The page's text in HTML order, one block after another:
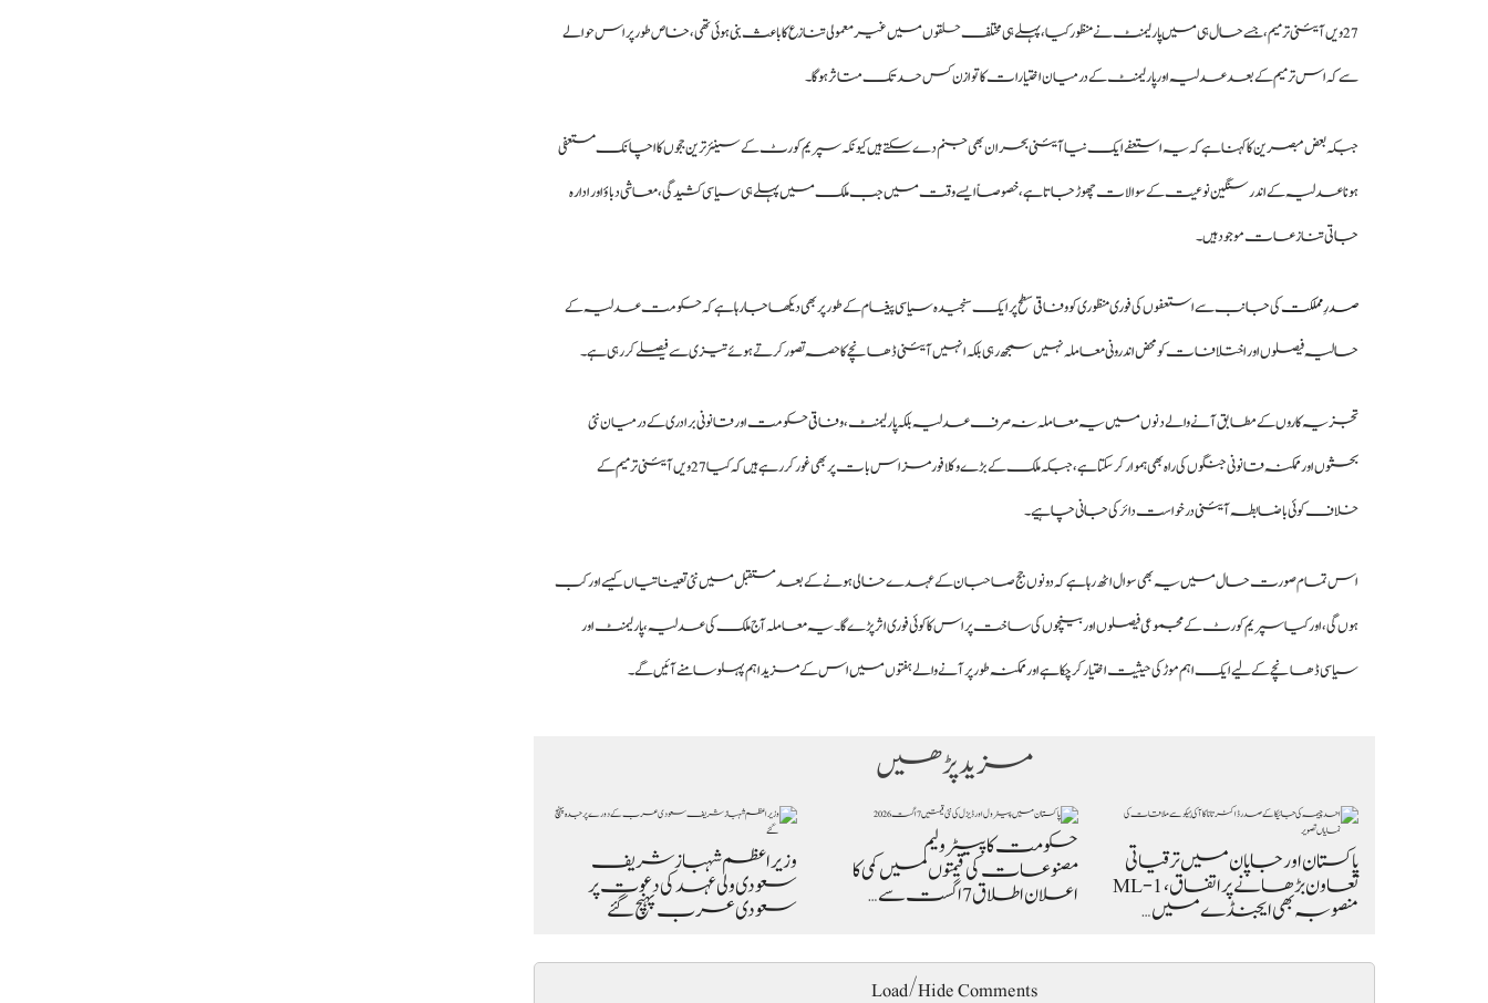
27 ویں آئینی ترمیم، جسے حال ہی میں پارلیمنٹ نے منظور کیا، پہلے ہی مختلف حلقوں میں غیر معمولی تنازع کا باعث بنی ہوئی تھی، خاص طور پر اس حوالے
سے کہ اس ترمیم کے بعد عدلیہ اور پارلیمنٹ کے درمیان اختیارات کا توازن کس حد تک متاثر ہوگا۔
جبکہ بعض مبصرین کا کہنا ہے کہ یہ استعفے ایک نیا آئینی بحران بھی جنم دے سکتے ہیں کیونکہ سپریم کورٹ کے سینئر ترین ججوں کا اچانک مستعفی
ہونا عدلیہ کے اندر سنگین نوعیت کے سوالات چھوڑ جاتا ہے، خصوصاً ایسے وقت میں جب ملک میں پہلے ہی سیاسی کشیدگی، معاشی دباؤ اور ادارہ
جاتی تنازعات موجود ہیں۔
صدرِ مملکتکی جانب سے استعفوں کی فوری منظوری کو وفاقی سطح پر ایک سنجیدہ سیاسی پیغام کے طور پر بھی دیکھا جا رہا ہے کہ حکومت عدلیہ کے
حالیہ فیصلوں اور اختلافات کو محض اندرونی معاملہ نہیں سمجھ رہی بلکہ انہیں آئینی ڈھانچے کا حصہ تصور کرتے ہوئے تیزی سے فیصلے کر رہی ہے۔
تجزیہ کاروں کے مطابق آنے والے دنوں میں یہ معاملہ نہ صرف عدلیہ بلکہ پارلیمنٹ، وفاقی حکومت اور قانونی برادری کے درمیان نئی
بحثوں اور ممکنہ قانونی جنگوں کی راہ بھی ہموار کر سکتا ہے، جبکہ ملک کے بڑے وکلا فورمز اس بات پر بھی غور کر رہے ہیں کہ کیا 27 ویں آئینی ترمیم کے
خلاف کوئی باضابطہ آئینی درخواست دائر کی جانی چاہیے۔
اس تمام صورت حال میں یہ بھی سوال اٹھ رہا ہے کہ دونوں جج صاحبان کے عہدے خالی ہونے کے بعد مستقبل میں نئی تعیناتیاں کیسے اور کب
ہوں گی، اور کیا سپریم کورٹ کے مجموعی فیصلوں اور بینچوں کی ساخت پر اس کا کوئی فوری اثر پڑے گا۔ یہ معاملہ آج ملک کی عدلیہ، پارلیمنٹ اور
سیاسی ڈھانچے کے لیے ایک اہم موڑ کی حیثیت اختیار کر چکا ہے اور ممکنہ طور پر آنے والے ہفتوں میں اس کے مزید اہم پہلو سامنے آئیں گے۔
مزید پڑھیں
وزیراعظم شہباز شریف
سعودی ولی عہد کی دعوت پر
سعودی عرب پہنچ گئے
حکومت کا پیٹرولیم
مصنوعات کی قیمتوں میں کمی کا
اعلان اطلاق 7 اگست سے…
پاکستان اور جاپان میں ترقیاتی
تعاون بڑھانے پر اتفاق، ML-1
منصوبہ بھی ایجنڈے میں…
Load/Hide Comments